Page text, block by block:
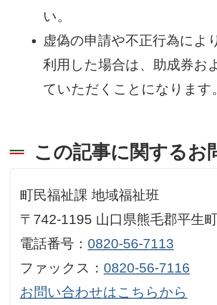
い。
虚偽の申請や不正行為によ
利用した場合は、助成券お
ていただくことになります
この記事に関するお
町民福祉課 地域福祉班
〒742-1195 山口県熊毛郡平生
電話番号： 0820-56-7113
ファックス： 0820-56-7116
お問い合わせはこちらから